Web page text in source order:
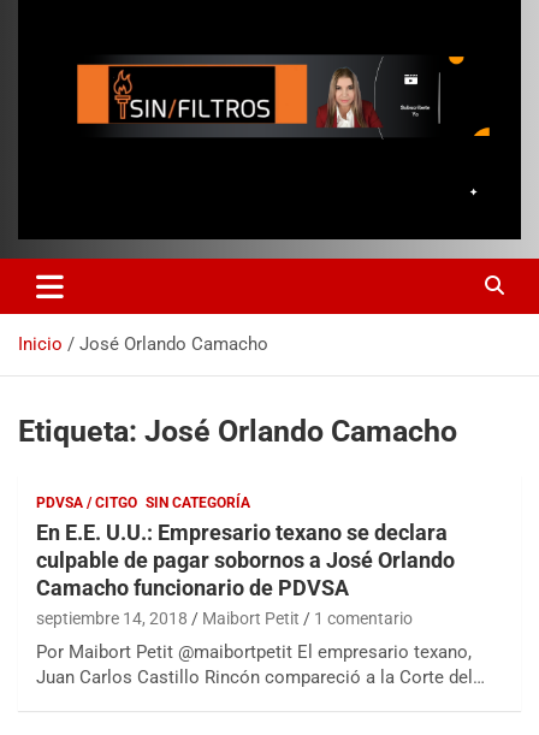
Inicio José Orlando Camacho
Etiqueta: José Orlando Camacho
PDVSA / CITGO SIN CATEGORÍA
En E.E. U.U.: Empresario texano se declara
culpable de pagar sobornos a José Orlando
Camacho funcionario de PDVSA
septiembre 14, 2018 Maibort Petit 1 comentario
Por Maibort Petit @maibortpetit El empresario texano,
Juan Carlos Castillo Rincón compareció a la Corte del…